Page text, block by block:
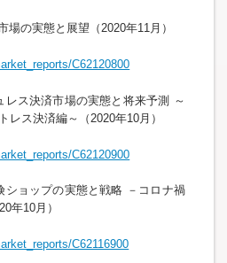
場の実態と展望（2020年11月）
C62120800
レス決済市場の実態と将来予測 ～
レス決済編～（2020年10月）
C62120900
ショップの実態と戦略 －コロナ禍
年10月）
C62116900